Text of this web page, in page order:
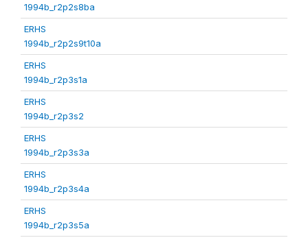
1994b_r2p2s8ba
ERHS
1994b_r2p2s9t10a
ERHS
1994b_r2p3s1a
ERHS
1994b_r2p3s2
ERHS
1994b_r2p3s3a
ERHS
1994b_r2p3s4a
ERHS
1994b_r2p3s5a